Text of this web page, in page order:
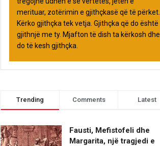
merituar, zotërimin e gjithçkasë që të përket.
Kërko gjithçka tek vetja. Gjithçka që do është
gjithnjë me ty. Mjafton të dish ta kërkosh dhe
do të kesh gjithçka.
Trending Comments Latest
Fausti, Mefistofeli dhe
Margarita, një tragjedi e